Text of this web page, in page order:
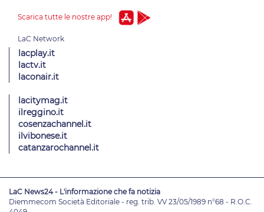
Scarica tutte le nostre app!
lacplay.it
lactv.it
laconair.it
lacitymag.it
ilreggino.it
cosenzachannel.it
ilvibonese.it
catanzarochannel.it
LaC News24 - L'informazione che fa notizia
Diemmecom Società Editoriale - reg. trib. VV 23/05/1989 n°68 - R.O.C.